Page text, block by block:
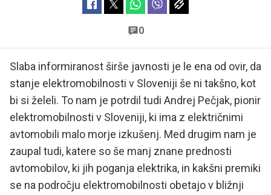
0
Slaba informiranost širše javnosti je le ena od ovir, da
stanje elektromobilnosti v Sloveniji še ni takšno, kot
bi si želeli. To nam je potrdil tudi Andrej Pečjak, pionir
elektromobilnosti v Sloveniji, ki ima z električnimi
avtomobili malo morje izkušenj. Med drugim nam je
zaupal tudi, katere so še manj znane prednosti
avtomobilov, ki jih poganja elektrika, in kakšni premiki
se na področju elektromobilnosti obetajo v bližnji